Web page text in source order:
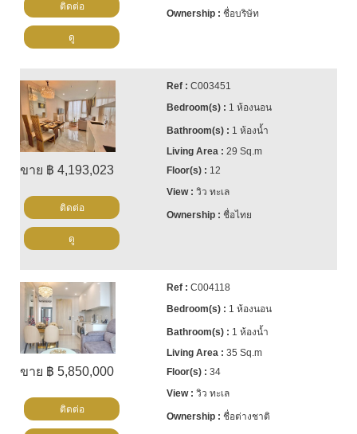
ชื่อบริษัท
ติดต่อ
ดู
ขาย ฿ 4,193,023
C003451
1 ห้องนอน
1 ห้องน้ำ
29 Sq.m
12
วิว ทะเล
ชื่อไทย
ติดต่อ
ดู
ขาย ฿ 5,850,000
C004118
1 ห้องนอน
1 ห้องน้ำ
35 Sq.m
34
วิว ทะเล
ชื่อต่างชาติ
ติดต่อ